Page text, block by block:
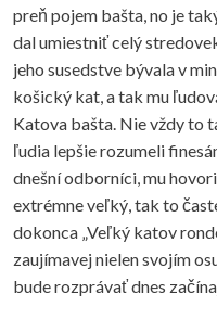
preň pojem bašta, no je
dal umiestniť celý
jeho susedstve bývala v
košický kat, a tak mu
Katova bašta. Nie vždy to
ľudia lepšie rozumeli
dnešní odborníci, mu
extrémne veľký, tak to
dokonca „Veľký katov
zaujímavej nielen svojím
bude rozprávať dnes